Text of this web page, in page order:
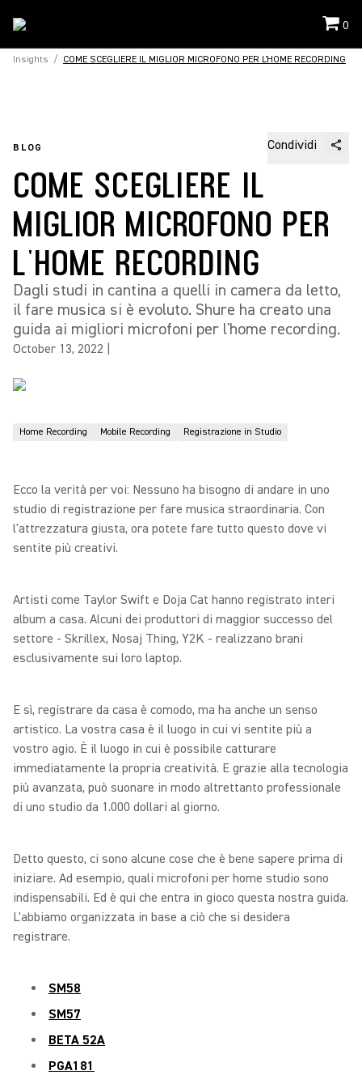
0
Insights / COME SCEGLIERE IL MIGLIOR MICROFONO PER L'HOME RECORDING
BLOG Condividi
COME SCEGLIERE IL
MIGLIOR MICROFONO PER
L'HOME RECORDING
Dagli studi in cantina a quelli in camera da letto,
il fare musica si è evoluto. Shure ha creato una
guida ai migliori microfoni per l'home recording.
October 13, 2022
Home Recording Mobile Recording Registrazione in Studio
Ecco la verità per voi: Nessuno ha bisogno di andare in uno
studio di registrazione per fare musica straordinaria. Con
l'attrezzatura giusta, ora potete fare tutto questo dove vi
sentite più creativi.
Artisti come Taylor Swift e Doja Cat hanno registrato interi
album a casa. Alcuni dei produttori di maggior successo del
settore - Skrillex, Nosaj Thing, Y2K - realizzano brani
esclusivamente sui loro laptop.
E sì, registrare da casa è comodo, ma ha anche un senso
artistico. La vostra casa è il luogo in cui vi sentite più a
vostro agio. È il luogo in cui è possibile catturare
immediatamente la propria creatività. E grazie alla tecnologia
più avanzata, può suonare in modo altrettanto professionale
di uno studio da 1.000 dollari al giorno.
Detto questo, ci sono alcune cose che è bene sapere prima di
iniziare. Ad esempio, quali microfoni per home studio sono
indispensabili. Ed è qui che entra in gioco questa nostra guida.
L'abbiamo organizzata in base a ciò che si desidera
registrare.
SM58
SM57
BETA 52A
PGA181